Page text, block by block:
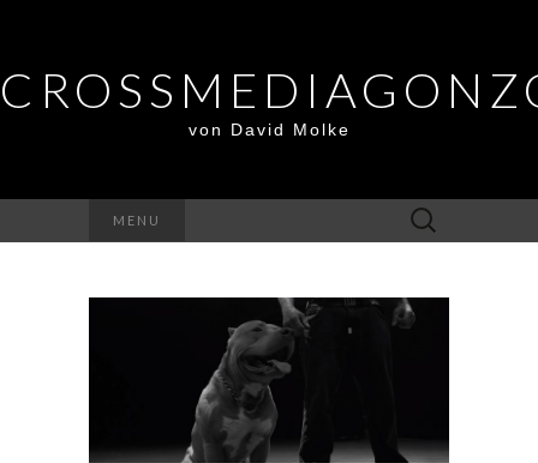
von David Molke
MENU
Suche
nach: